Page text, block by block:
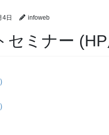
4日 infoweb
ミナー (HP